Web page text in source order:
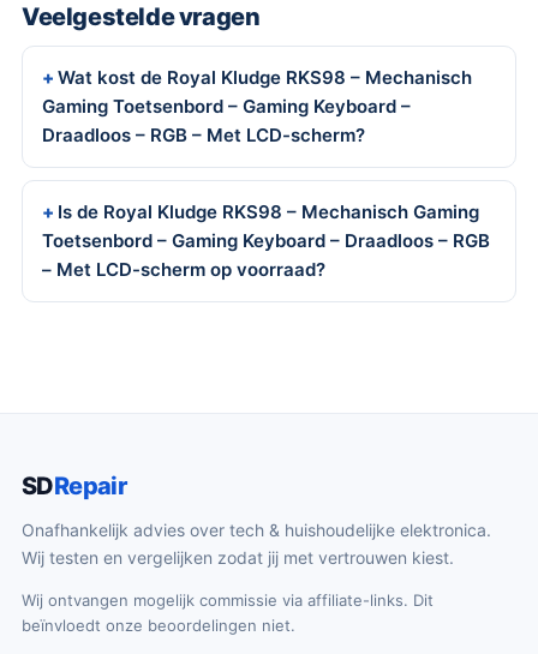
Veelgestelde vragen
Wat kost de Royal Kludge RKS98 – Mechanisch
Gaming Toetsenbord – Gaming Keyboard –
Draadloos – RGB – Met LCD-scherm?
Is de Royal Kludge RKS98 – Mechanisch Gaming
Toetsenbord – Gaming Keyboard – Draadloos – RGB
– Met LCD-scherm op voorraad?
SDRepair
Onafhankelijk advies over tech & huishoudelijke elektronica.
Wij testen en vergelijken zodat jij met vertrouwen kiest.
Wij ontvangen mogelijk commissie via affiliate-links. Dit
beïnvloedt onze beoordelingen niet.